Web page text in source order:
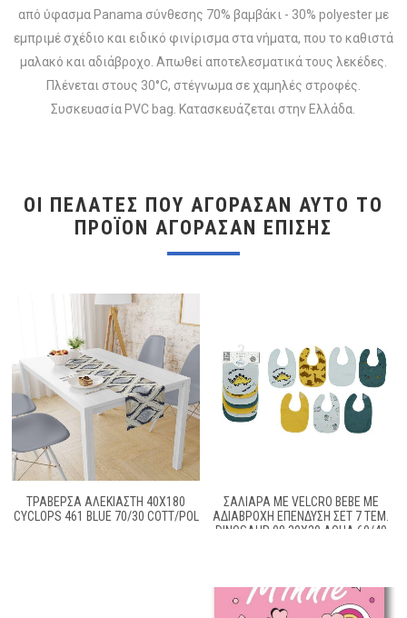
από ύφασμα Panama σύνθεσης 70% βαμβάκι - 30% polyester με
εμπριμέ σχέδιο και ειδικό φινίρισμα στα νήματα, που το καθιστά
μαλακό και αδιάβροχο. Απωθεί αποτελεσματικά τους λεκέδες.
Πλένεται στους 30°C, στέγνωμα σε χαμηλές στροφές.
Συσκευασία PVC bag. Κατασκευάζεται στην Ελλάδα.
ΟΙ ΠΕΛΆΤΕΣ ΠΟΥ ΑΓΌΡΑΣΑΝ ΑΥΤΌ ΤΟ
ΠΡΟΪΌΝ ΑΓΌΡΑΣΑΝ ΕΠΊΣΗΣ
ΤΡΑΒΈΡΣΑ ΑΛΈΚΙΑΣΤΗ 40X180
CYCLOPS 461 BLUE 70/30 COTT/POL
ΣΑΛΙΆΡΑ ΜΕ VELCRO BEBE ΜΕ
ΑΔΙΆΒΡΟΧΗ ΕΠΈΝΔΥΣΗ ΣΕΤ 7 ΤΕΜ.
DINOSAUR 08 30X20 AQUA 60/40